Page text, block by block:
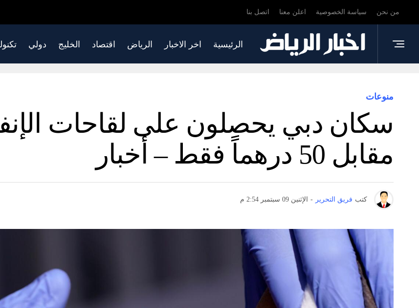
من نحن سياسة الخصوصية اعلن معنا اتصل بنا
الرئيسية اخر الاخبار الرياض اقتصاد الخليج دولي
منوعات
سكان دبي يحصلون على لقاحات
مقابل 50 درهماً فقط – أخبار
كتب فريق التحرير - الإثنين 09 سبتمبر 2:54 م